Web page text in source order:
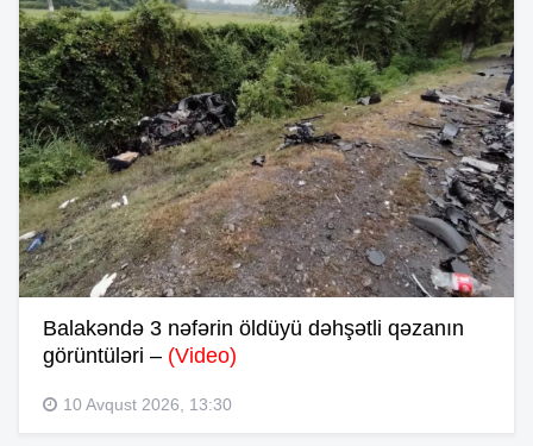
Balakəndə 3 nəfərin öldüyü dəhşətli qəzanın
görüntüləri – (Video)
10 Avqust 2026, 13:30